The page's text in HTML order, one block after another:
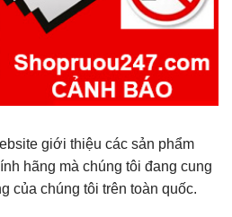
giới thiệu các sản phẩm
hãng mà chúng tôi đang cung
của chúng tôi trên toàn quốc.